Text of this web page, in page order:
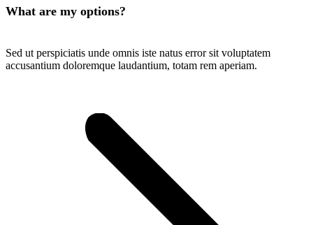
What are my options?
Sed ut perspiciatis unde omnis iste natus error sit voluptatem
accusantium doloremque laudantium, totam rem aperiam.